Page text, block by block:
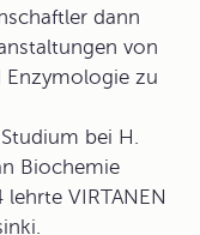
dann
von
Enzymologie zu
bei H.
Biochemie
VIRTANEN